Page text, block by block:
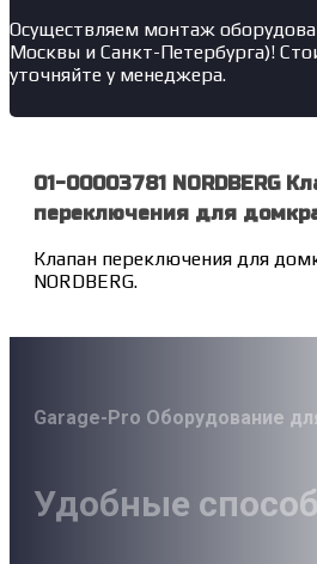
Осуществляем монтаж
Москвы и Санкт-Петербурга)!
уточняйте у менеджера.
01-00003781 NORDBERG
переключения для
Клапан переключения для
NORDBERG.
Garage-Pro Оборудование
Удобные